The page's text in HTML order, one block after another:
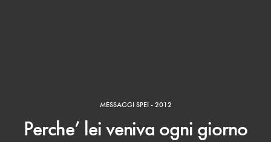
MESSAGGI SPEI - 2012
Perche’ lei veniva ogni giorno